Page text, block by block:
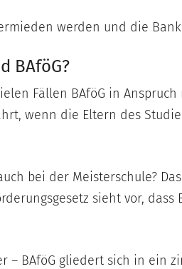
werden und die
BAföG?
Fällen BAföG in
wenn die Eltern des
bei der Meisterschule? Das
sieht vor, dass
– BAföG gliedert sich in ein